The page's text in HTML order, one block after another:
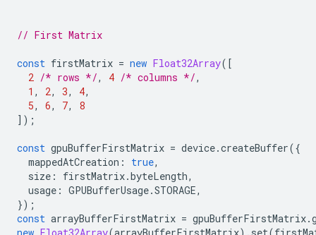
// First Matrix
const firstMatrix = new Float32Array([
2 /* rows */, 4 /* columns */,
1 , 2, 3, 4,
5, 6, 7,
8
]);
const gpuBufferFirstMatrix = device.createBuffer({
mappedAtCreation : true,
size : firstMatrix.byteLength,
usage : GPUBufferUsage.STORAGE,
});
const arrayBufferFirstMatrix = gpuBufferFirstMatrix.